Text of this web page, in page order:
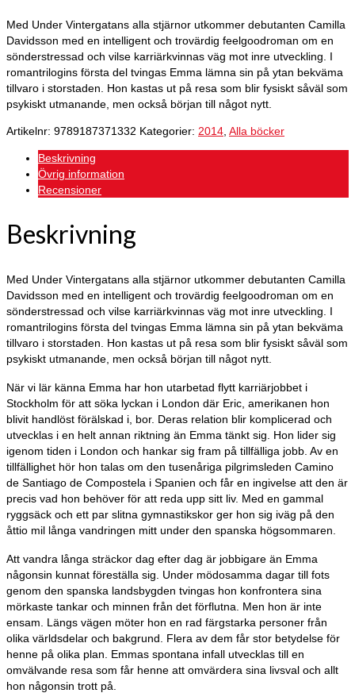
Med Under Vintergatans alla stjärnor utkommer debutanten Camilla
Davidsson med en intelligent och trovärdig feelgoodroman om en
sönderstressad och vilse karriärkvinnas väg mot inre utveckling. I
romantrilogins första del tvingas Emma lämna sin på ytan bekväma
tillvaro i storstaden. Hon kastas ut på resa som blir fysiskt såväl som
psykiskt utmanande, men också början till något nytt.
Artikelnr: 9789187371332 Kategorier: 2014 Alla böcker
Beskrivning
Övrig information
Recensioner
Beskrivning
Med Under Vintergatans alla stjärnor utkommer debutanten Camilla
Davidsson med en intelligent och trovärdig feelgoodroman om en
sönderstressad och vilse karriärkvinnas väg mot inre utveckling. I
romantrilogins första del tvingas Emma lämna sin på ytan bekväma
tillvaro i storstaden. Hon kastas ut på resa som blir fysiskt såväl som
psykiskt utmanande, men också början till något nytt.
När vi lär känna Emma har hon utarbetad flytt karriärjobbet i
Stockholm för att söka lyckan i London där Eric, amerikanen hon
blivit handlöst förälskad i, bor. Deras relation blir komplicerad och
utvecklas i en helt annan riktning än Emma tänkt sig. Hon lider sig
igenom tiden i London och hankar sig fram på tillfälliga jobb. Av en
tillfällighet hör hon talas om den tusenåriga pilgrimsleden Camino
de Santiago de Compostela i Spanien och får en ingivelse att den är
precis vad hon behöver för att reda upp sitt liv. Med en gammal
ryggsäck och ett par slitna gymnastikskor ger hon sig iväg på den
åttio mil långa vandringen mitt under den spanska högsommaren.
Att vandra långa sträckor dag efter dag är jobbigare än Emma
någonsin kunnat föreställa sig. Under mödosamma dagar till fots
genom den spanska landsbygden tvingas hon konfrontera sina
mörkaste tankar och minnen från det förflutna. Men hon är inte
ensam. Längs vägen möter hon en rad färgstarka personer från
olika världsdelar och bakgrund. Flera av dem får stor betydelse för
henne på olika plan. Emmas spontana infall utvecklas till en
omvälvande resa som får henne att omvärdera sina livsval och allt
hon någonsin trott på.